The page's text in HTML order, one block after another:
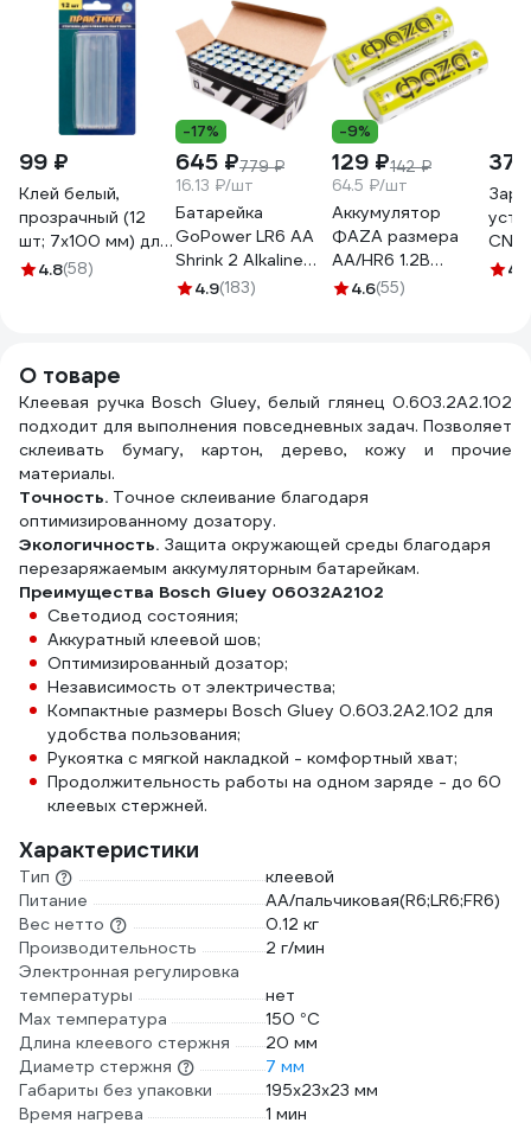
99 ₽
Клей белый,
прозрачный (12
шт; 7х100 мм) для
клеевого
4.8(58)
-17%
645 ₽779 ₽
16.13 ₽/шт
Батарейка
GoPower LR6 AA
Shrink 2 Alkaline
1.5V 00-
4.9(183)
-9%
129 ₽142 ₽
64.5 ₽/шт
Аккумулятор
ФАZА размера
AA/HR6 1.2В
600мАч Ni-Cd S-2
4.6(55)
ААА,
4.1
О товаре
Клеевая ручка Bosch Gluey, белый глянец 0.603.2A2.102
подходит для выполнения повседневных задач. Позволяет
склеивать бумагу, картон, дерево, кожу и прочие
материалы.
Точность. Точное склеивание благодаря
оптимизированному дозатору.
Экологичность. Защита окружающей среды благодаря
перезаряжаемым аккумуляторным батарейкам.
Преимущества Bosch Gluey 06032A2102
Светодиод состояния;
Аккуратный клеевой шов;
Оптимизированный дозатор;
Независимость от электричества;
Компактные размеры Bosch Gluey 0.603.2A2.102 для
удобства пользования;
Рукоятка с мягкой накладкой - комфортный хват;
Продолжительность работы на одном заряде - до 60
клеевых стержней.
Характеристики
Тип
клеевой
Питание
AA/пальчиковая(R6;LR6;FR6)
Вес нетто
0.12 кг
Производительность
2 г/мин
Электронная регулировка
температуры
нет
Max температура
150 °С
Длина клеевого стержня
20 мм
Диаметр стержня
7 мм
Габариты без упаковки
195х23х23 мм
Время нагрева
1 мин